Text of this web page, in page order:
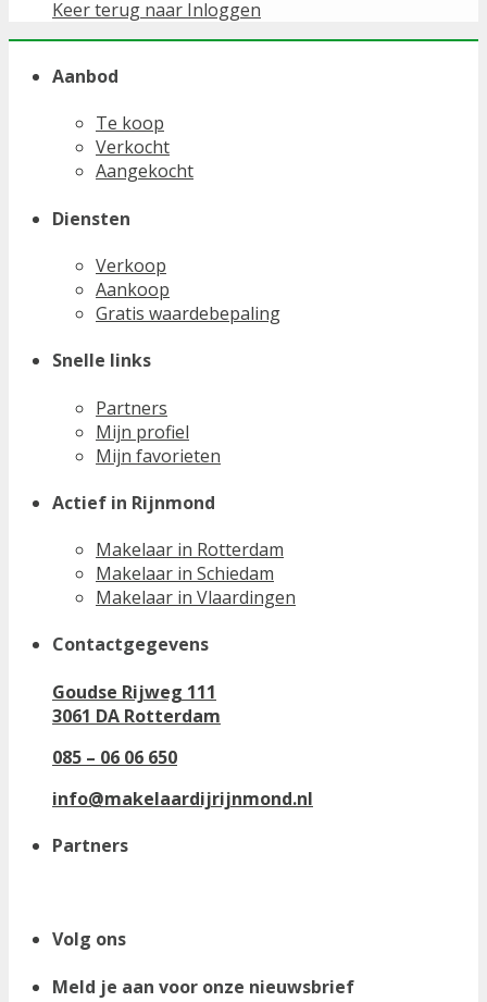
Keer terug naar Inloggen
Aanbod
Te koop
Verkocht
Aangekocht
Diensten
Verkoop
Aankoop
Gratis waardebepaling
Snelle links
Partners
Mijn profiel
Mijn favorieten
Actief in Rijnmond
Makelaar in Rotterdam
Makelaar in Schiedam
Makelaar in Vlaardingen
Contactgegevens
Goudse Rijweg 111
3061 DA Rotterdam
085 – 06 06 650
info@makelaardijrijnmond.nl
Partners
Volg ons
Meld je aan voor onze nieuwsbrief